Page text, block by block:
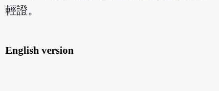
輕證。
English version